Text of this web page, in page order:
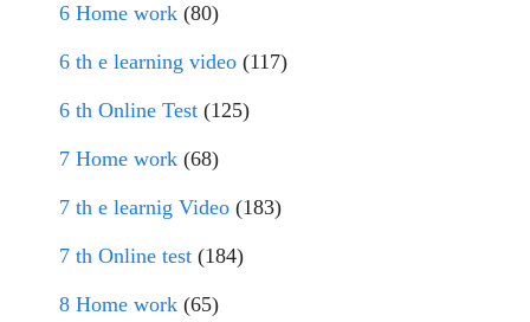
6 Home work (80)
6 th e learning video (117)
6 th Online Test (125)
7 Home work (68)
7 th e learnig Video (183)
7 th Online test (184)
8 Home work (65)